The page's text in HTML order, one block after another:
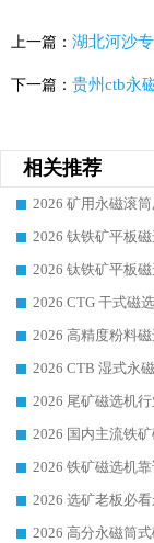
上一篇： 湖北河沙
下一篇： 贵州ctb永
相关推荐